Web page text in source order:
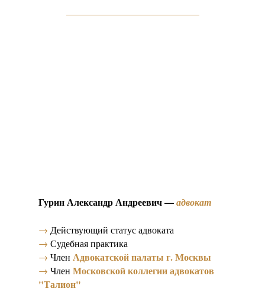
Гурин Александр Андреевич —адвокат
→ Действующий статус адвоката
→ Судебная практика
→ Член Адвокатской палаты г. Москвы
→ Член Московской коллегии адвокатов
"Талион"